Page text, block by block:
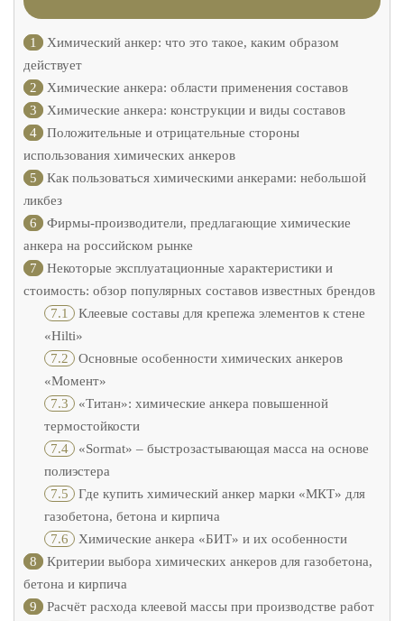
1
Химический анкер: что это такое, каким образом
действует
2
Химические анкера: области применения составов
3
Химические анкера: конструкции и виды составов
4
Положительные и отрицательные стороны
использования химических анкеров
5
Как пользоваться химическими анкерами: небольшой
ликбез
6
Фирмы-производители, предлагающие химические
анкера на российском рынке
7
Некоторые эксплуатационные характеристики и
стоимость: обзор популярных составов известных брендов
7.1 Клеевые составы для крепежа элементов к стене
«Hilti»
7.2 Основные особенности химических анкеров
«Момент»
7.3 «Титан»: химические анкера повышенной
термостойкости
7.4 «Sormat» – быстрозастывающая масса на основе
полиэстера
7.5 Где купить химический анкер марки «МКТ» для
газобетона, бетона и кирпича
7.6 Химические анкера «БИТ» и их особенности
8
Критерии выбора химических анкеров для газобетона,
бетона и кирпича
9
Расчёт расхода клеевой массы при производстве работ